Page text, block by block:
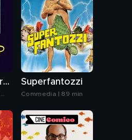
Scusate il ritardo Superfantozzi
Commedia | 89 min